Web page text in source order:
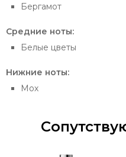
Бергамот
Средние ноты:
Белые цветы
Нижние ноты:
Мох